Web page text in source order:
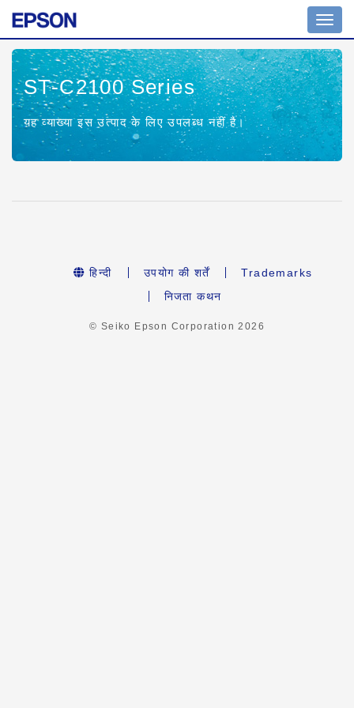
टॉगल
करें
ST-C2100 Series
यह व्याख्या इस उत्पाद के लिए उपलब्ध नहीं है।
हिन्दी उपयोग की शर्तें
Trademarks
निजता कथन
© Seiko Epson Corporation2026